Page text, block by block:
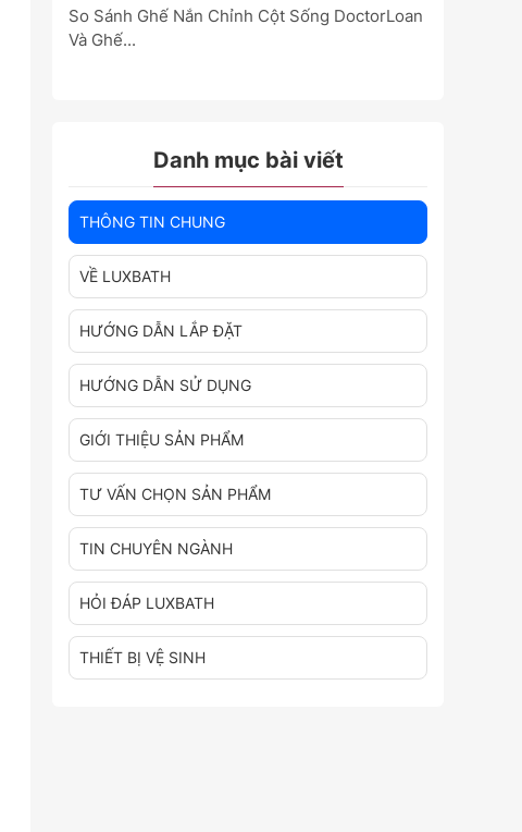
So Sánh Ghế Nắn Chỉnh Cột Sống DoctorLoan
Và Ghế...
Danh mục bài viết
THÔNG TIN CHUNG
VỀ LUXBATH
HƯỚNG DẪN LẮP ĐẶT
HƯỚNG DẪN SỬ DỤNG
GIỚI THIỆU SẢN PHẨM
TƯ VẤN CHỌN SẢN PHẨM
TIN CHUYÊN NGÀNH
HỎI ĐÁP LUXBATH
THIẾT BỊ VỆ SINH